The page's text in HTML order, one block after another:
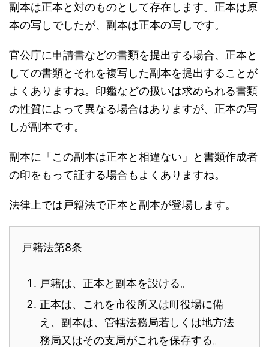
副本は正本と対のものとして存在します。正本は原
本の写しでしたが、副本は正本の写しです。
官公庁に申請書などの書類を提出する場合、正本と
しての書類とそれを複写した副本を提出することが
よくありますね。印鑑などの扱いは求められる書類
の性質によって異なる場合はありますが、正本の写
しが副本です。
副本に「この副本は正本と相違ない」と書類作成者
の印をもって証する場合もよくありますね。
法律上では戸籍法で正本と副本が登場します。
戸籍法第8条
戸籍は、正本と副本を設ける。
正本は、これを市役所又は町役場に備
え、副本は、管轄法務局若しくは地方法
務局又はその支局がこれを保存する。